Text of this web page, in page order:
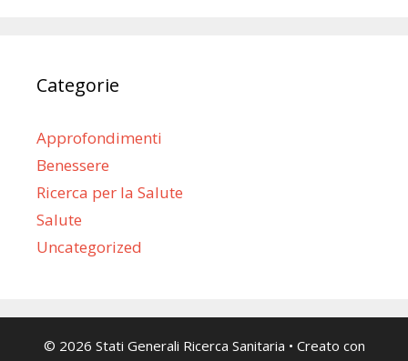
Categorie
Approfondimenti
Benessere
Ricerca per la Salute
Salute
Uncategorized
© 2026 Stati Generali Ricerca Sanitaria • Creato con